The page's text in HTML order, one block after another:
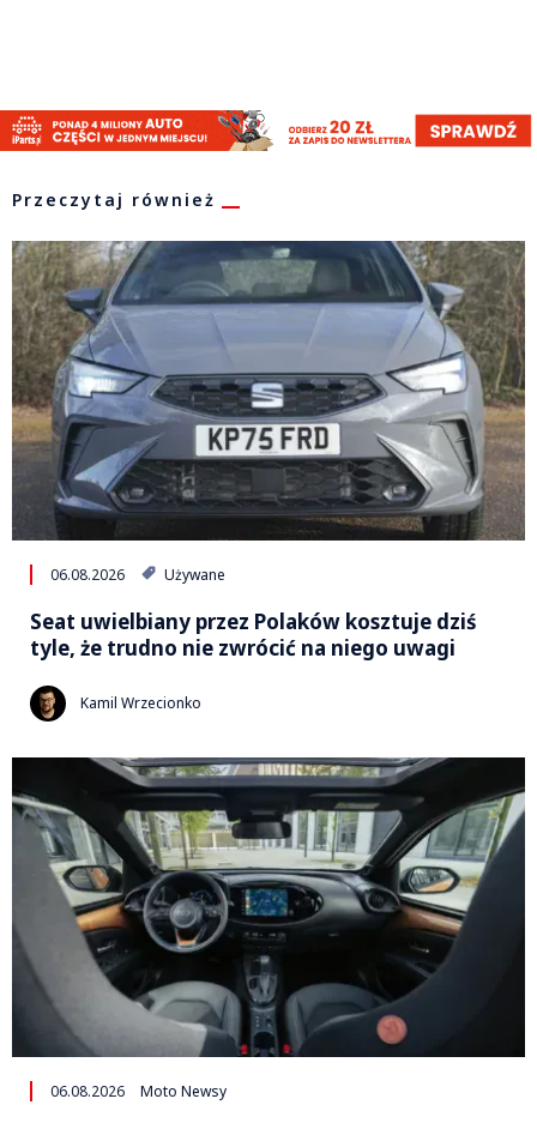
Przeczytaj również
06.08.2026 Używane
Seat uwielbiany przez Polaków kosztuje dziś
tyle, że trudno nie zwrócić na niego uwagi
Kamil Wrzecionko
06.08.2026 Moto Newsy